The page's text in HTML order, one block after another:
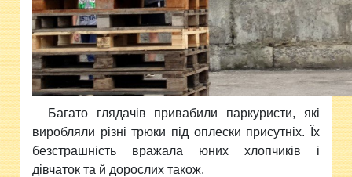
Багато глядачів привабили паркуристи, які
виробляли різні трюки під оплески присутніх. Їх
безстрашність вражала юних хлопчиків і
дівчаток та й дорослих також.